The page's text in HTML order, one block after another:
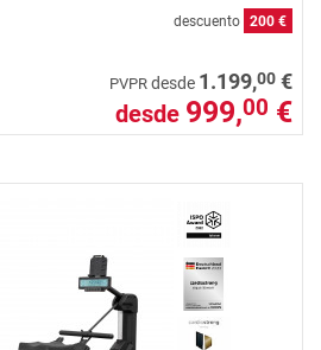
descuento 200 €
PVPR desde 1.199,00 €
desde 999,00 €